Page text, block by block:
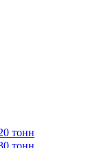
тонн
тонн